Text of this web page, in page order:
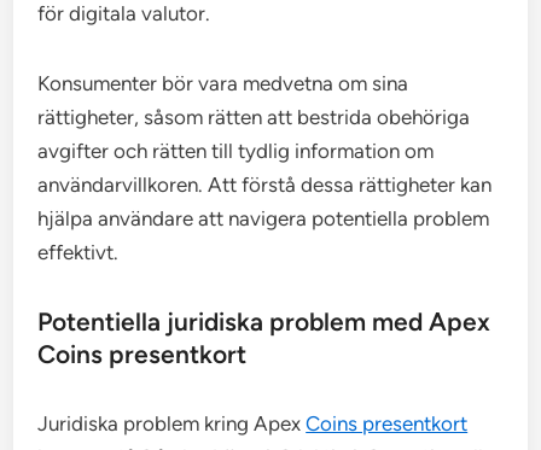
för digitala valutor.
Konsumenter bör vara medvetna om sina
rättigheter, såsom rätten att bestrida obehöriga
avgifter och rätten till tydlig information om
användarvillkoren. Att förstå dessa rättigheter kan
hjälpa användare att navigera potentiella problem
effektivt.
Potentiella juridiska problem med Apex
Coins presentkort
Juridiska problem kring ApexCoins presentkort